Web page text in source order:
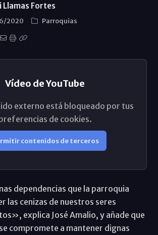
Llamas Fortes
2020
Parroquias
Vídeo de YouTube
externo está bloqueado por tus
de cookies.
contenidos de terceros
dependencias que la parroquia
las cenizas de nuestros seres
explica José Amalio, y añade que
compromete a mantener dignas